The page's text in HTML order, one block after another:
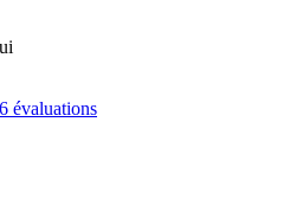
évaluations